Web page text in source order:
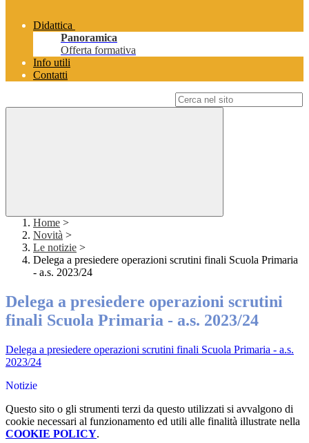
Didattica
Panoramica
Offerta formativa
Info utili
Contatti
Home >
Novità >
Le notizie >
Delega a presiedere operazioni scrutini finali Scuola Primaria
- a.s. 2023/24
Delega a presiedere operazioni scrutini
finali Scuola Primaria - a.s. 2023/24
Delega a presiedere operazioni scrutini finali Scuola Primaria - a.s.
2023/24
Notizie
Questo sito o gli strumenti terzi da questo utilizzati si avvalgono di
cookie necessari al funzionamento ed utili alle finalità illustrate nella
COOKIE POLICY.